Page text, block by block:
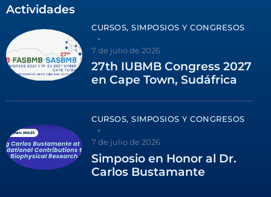
Actividades
CURSOS, SIMPOSIOS Y CONGRESOS
7 de julio de 2026
27th IUBMB Congress 2027
en Cape Town, Sudáfrica
CURSOS, SIMPOSIOS Y CONGRESOS
7 de julio de 2026
Simposio en Honor al Dr.
Carlos Bustamante